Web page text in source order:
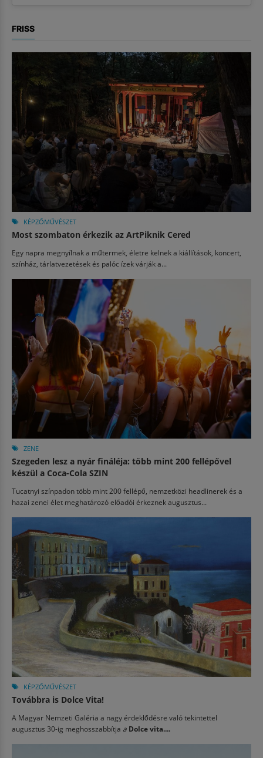
FRISS
KÉPZŐMŰVÉSZET
Most szombaton érkezik az ArtPiknik Cered
Egy napra megnyílnak a műtermek, életre kelnek a kiállítások, koncert,
színház, tárlatvezetések és palóc ízek várják a...
ZENE
Szegeden lesz a nyár fináléja: több mint 200 fellépővel
készül a Coca-Cola SZIN
Tucatnyi színpadon több mint 200 fellépő, nemzetközi headlinerek és a
hazai zenei élet meghatározó előadói érkeznek augusztus...
KÉPZŐMŰVÉSZET
Továbbra is Dolce Vita!
A Magyar Nemzeti Galéria a nagy érdeklődésre való tekintettel
augusztus 30-ig meghosszabbítja a Dolce vita....